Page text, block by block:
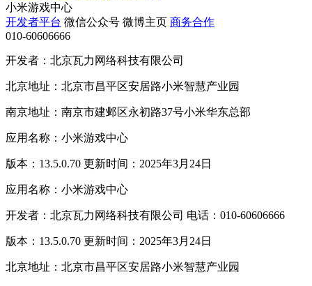
小米游戏中心
开发者平台 微信公众号 微博主页 商务合作
010-60606666
开发者：北京瓦力网络科技有限公司
北京地址：北京市昌平区安居路小米智慧产业园
南京地址：南京市建邺区永初路37号小米华东总部
应用名称：小米游戏中心
版本：13.5.0.70 更新时间：2025年3月24日
应用名称：小米游戏中心
开发者：北京瓦力网络科技有限公司 电话：010-60606666
版本：13.5.0.70 更新时间：2025年3月24日
北京地址：北京市昌平区安居路小米智慧产业园